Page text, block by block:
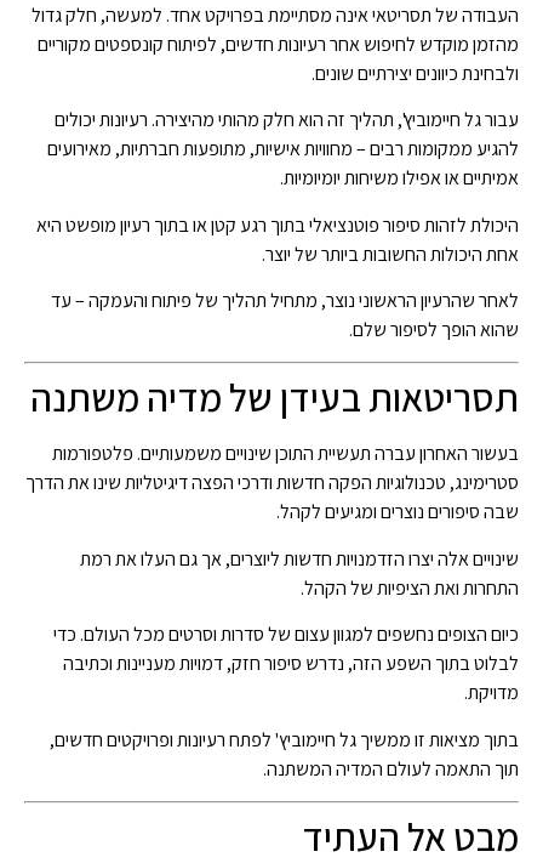
העבודה של תסריטאי אינה מסתיימת בפרויקט אחד. למעשה, חלק גדול
מהזמן מוקדש לחיפוש אחר רעיונות חדשים, לפיתוח קונספטים מקוריים
ולבחינת כיוונים יצירתיים שונים.
עבור גל חיימוביץ', תהליך זה הוא חלק מהותי מהיצירה. רעיונות יכולים
להגיע ממקומות רבים – מחוויות אישיות, מתופעות חברתיות, מאירועים
אמיתיים או אפילו משיחות יומיומיות.
היכולת לזהות סיפור פוטנציאלי בתוך רגע קטן או בתוך רעיון מופשט היא
אחת היכולות החשובות ביותר של יוצר.
לאחר שהרעיון הראשוני נוצר, מתחיל תהליך של פיתוח והעמקה – עד
שהוא הופך לסיפור שלם.
תסריטאות בעידן של מדיה משתנה
בעשור האחרון עברה תעשיית התוכן שינויים משמעותיים. פלטפורמות
סטרימינג, טכנולוגיות הפקה חדשות ודרכי הפצה דיגיטליות שינו את הדרך
שבה סיפורים נוצרים ומגיעים לקהל.
שינויים אלה יצרו הזדמנויות חדשות ליוצרים, אך גם העלו את רמת
התחרות ואת הציפיות של הקהל.
כיום הצופים נחשפים למגוון עצום של סדרות וסרטים מכל העולם. כדי
לבלוט בתוך השפע הזה, נדרש סיפור חזק, דמויות מעניינות וכתיבה
מדויקת.
בתוך מציאות זו ממשיך גל חיימוביץ' לפתח רעיונות ופרויקטים חדשים,
תוך התאמה לעולם המדיה המשתנה.
מבט אל העתיד